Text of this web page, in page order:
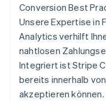
Conversion Best
Unsere Expertise in
Analytics verhilft
nahtlosen
Integriert ist Stripe
bereits innerhalb
akzeptieren können.